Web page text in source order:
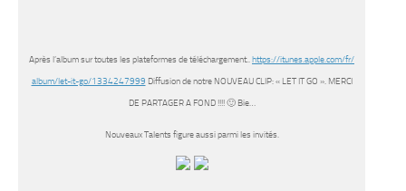
Après l’album sur toutes les plateformes de téléchargement..https://itunes.apple.com/fr/
album/let-it-go/1334247999 Diffusion de notre NOUVEAU CLIP: « LET IT GO ». MERCI
DE PARTAGER A FOND !!!! 🙂 Bie…
Nouveaux Talents figure aussi parmi les invités.